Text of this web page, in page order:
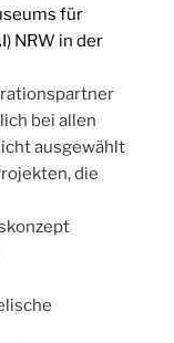
für
NRW in der
bei allen
ausgewählt
die